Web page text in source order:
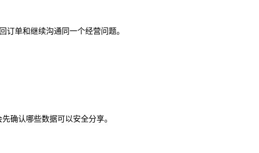
单和继续沟通同一个经营问题。
确认哪些数据可以安全分享。